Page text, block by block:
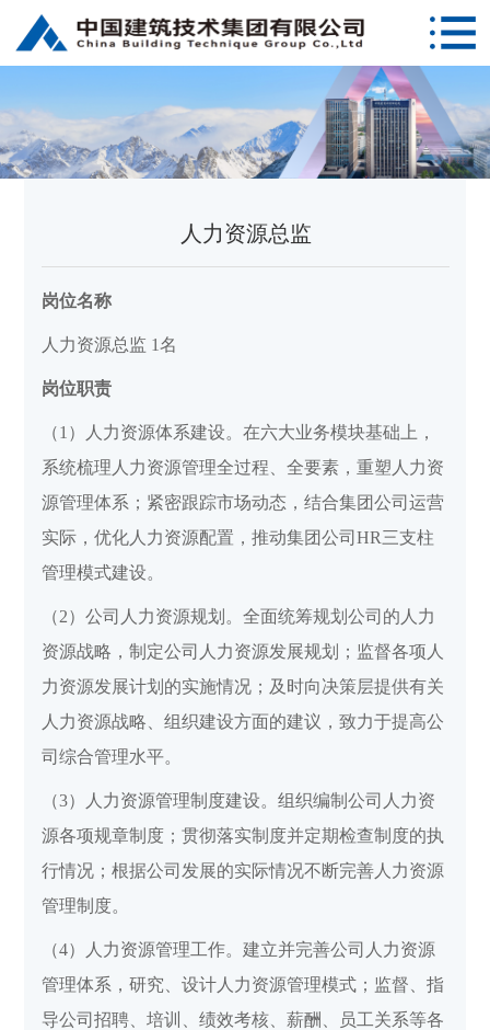
人力资源总监
岗位名称
人力资源总监 1名
岗位职责
（1）人力资源体系建设。在六大业务模块基础上，
系统梳理人力资源管理全过程、全要素，重塑人力资
源管理体系；紧密跟踪市场动态，结合集团公司运营
实际，优化人力资源配置，推动集团公司HR三支柱
管理模式建设。
（2）公司人力资源规划。全面统筹规划公司的人力
资源战略，制定公司人力资源发展规划；监督各项人
力资源发展计划的实施情况；及时向决策层提供有关
人力资源战略、组织建设方面的建议，致力于提高公
司综合管理水平。
（3）人力资源管理制度建设。组织编制公司人力资
源各项规章制度；贯彻落实制度并定期检查制度的执
行情况；根据公司发展的实际情况不断完善人力资源
管理制度。
（4）人力资源管理工作。建立并完善公司人力资源
管理体系，研究、设计人力资源管理模式；监督、指
导公司招聘、培训、绩效考核、薪酬、员工关系等各